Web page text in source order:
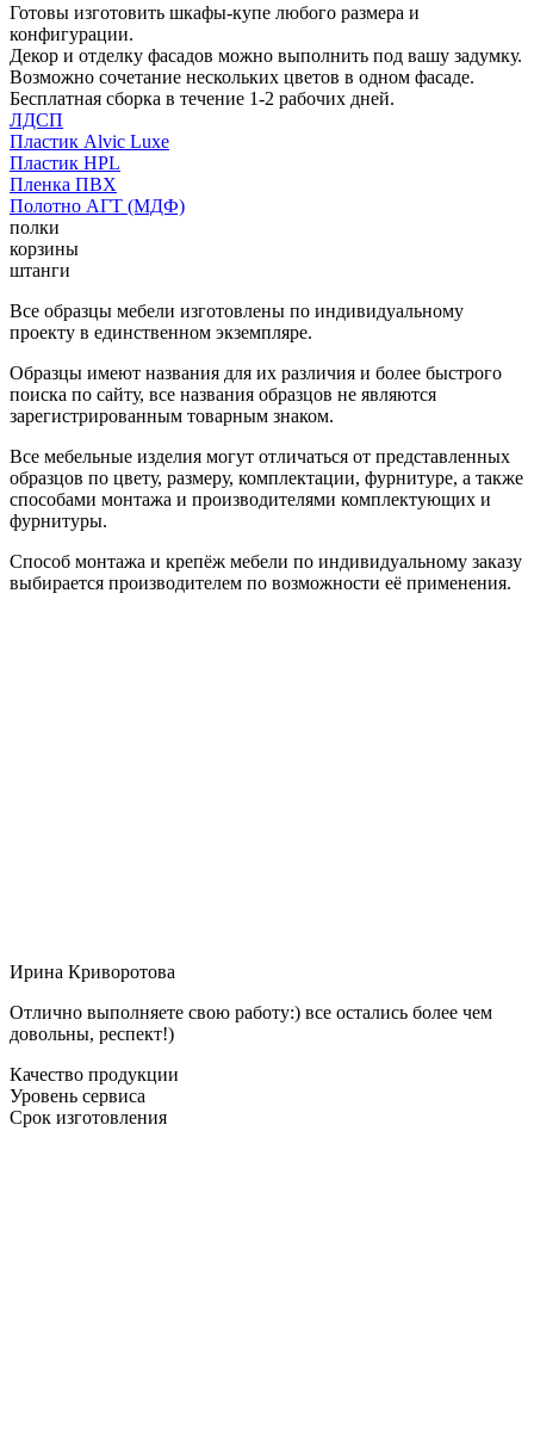
Готовы изготовить шкафы-купе любого размера и
конфигурации.
Декор и отделку фасадов можно выполнить под вашу задумку.
Возможно сочетание нескольких цветов в одном фасаде.
Бесплатная сборка в течение 1-2 рабочих дней.
ЛДСП
Пластик Alvic Luxe
Пластик HPL
Пленка ПВХ
Полотно АГТ (МДФ)
полки
корзины
штанги
Все образцы мебели изготовлены по индивидуальному
проекту в единственном экземпляре.
Образцы имеют названия для их различия и более быстрого
поиска по сайту, все названия образцов не являются
зарегистрированным товарным знаком.
Все мебельные изделия могут отличаться от представленных
образцов по цвету, размеру, комплектации, фурнитуре, а также
способами монтажа и производителями комплектующих и
фурнитуры.
Способ монтажа и крепёж мебели по индивидуальному заказу
выбирается производителем по возможности её применения.
Ирина Криворотова
Отлично выполняете свою работу:) все остались более чем
довольны, респект!)
Качество продукции
Уровень сервиса
Срок изготовления